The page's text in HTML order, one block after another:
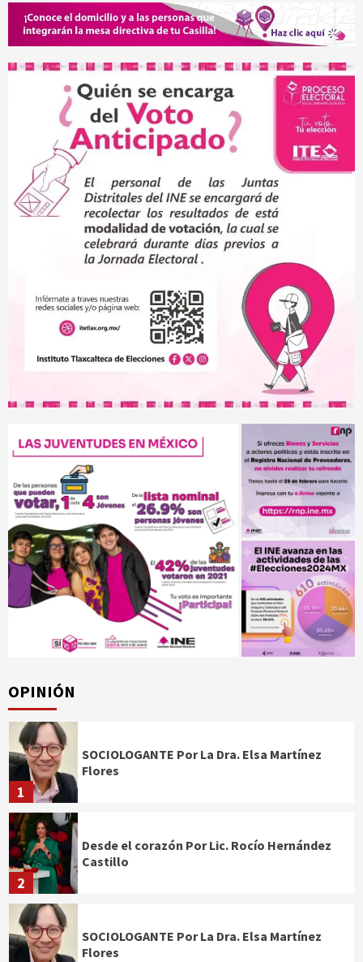
OPINIÓN
1
SOCIOLOGANTE Por La Dra. Elsa Martínez
Flores
2
Desde el corazón Por Lic. Rocío Hernández
Castillo
SOCIOLOGANTE Por La Dra. Elsa Martínez
Flores